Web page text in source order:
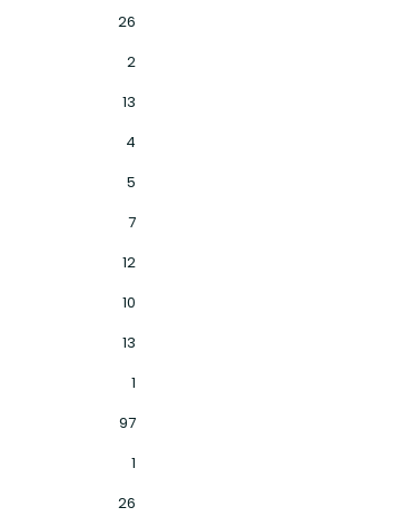
26
2
13
4
5
7
12
10
13
1
97
1
26